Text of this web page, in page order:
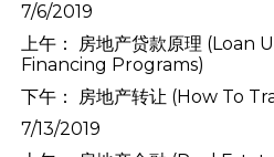
7/6/2019
上午： 房地产贷款原理 (Loan
Financing Programs)
下午： 房地产转让 (How To
7/13/2019